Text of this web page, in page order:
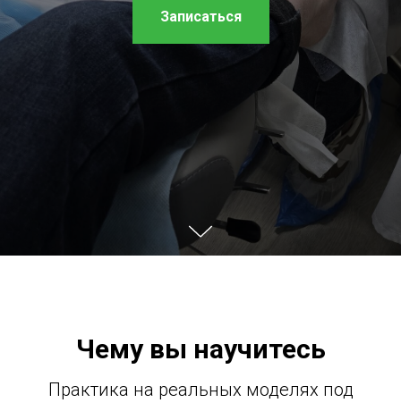
Записаться
Чему вы научитесь
Практика на реальных моделях под